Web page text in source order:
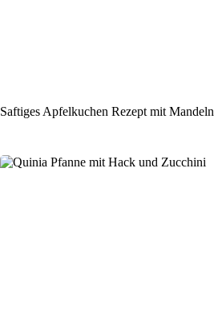
Saftiges Apfelkuchen Rezept mit Mandeln